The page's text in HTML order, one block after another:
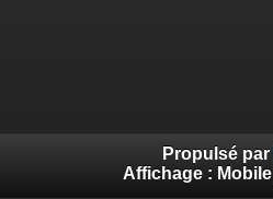
Propulsé par
Affichage : Mobile